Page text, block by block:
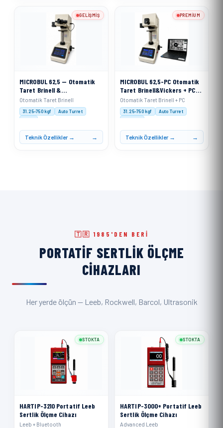
MICROBUL 62,5 — Otomatik
Taret Brinell &
VickersSertlik Ölçme Cihazı
Otomatik Taret Brinell
31.25–750 kgf
Auto Turret
XACT
Teknik Özellikler →
GELIŞMIŞ
MICROBUL 62,5-PC Otomatik
Taret Brinell&Vickers + PC
Sertlik Ölçme Cihazı
Otomatik Taret Brinell + PC
31.25–750 kgf
Auto Turret
XACT PC
Teknik Özellikler →
PREMIUM
🇹🇷 1985'DEN BERI
PORTATIF SERTLIK ÖLÇME
CIHAZLARI
Her yerde ölçün — Leeb, Rockwell, Barcol, Ultrasonik
HARTIP-3210 Portatif Leeb
Sertlik Ölçme Cihazı
Leeb + Bluetooth
STOKTA
HARTIP-3000+ Portatif Leeb
Sertlik Ölçme Cihazı
Advanced Leeb
STOKTA